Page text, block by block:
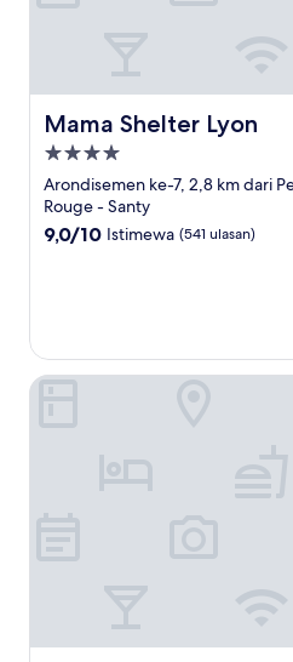
Mama Shelter Lyon
Mama Shelter Lyon
Properti
bintang
4.0
Arondisemen ke-7, 2,8 km dari
Rouge - Santy
9.0
9,0/10 Istimewa (541 ulasan)
Ibis Lyon Centre